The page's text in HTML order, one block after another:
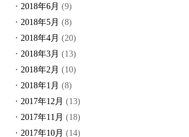
2018年6月 (9)
2018年5月 (8)
2018年4月 (20)
2018年3月 (13)
2018年2月 (10)
2018年1月 (8)
2017年12月 (13)
2017年11月 (18)
2017年10月 (14)